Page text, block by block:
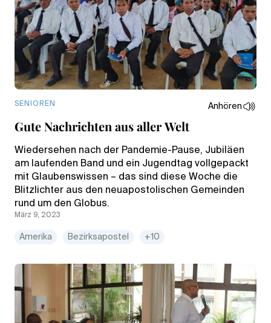
SENIOREN Anhören
Gute Nachrichten aus aller Welt
Wiedersehen nach der Pandemie-Pause, Jubiläen
am laufenden Band und ein Jugendtag vollgepackt
mit Glaubenswissen – das sind diese Woche die
Blitzlichter aus den neuapostolischen Gemeinden
rund um den Globus.
März 9, 2023
Amerika Bezirksapostel +10